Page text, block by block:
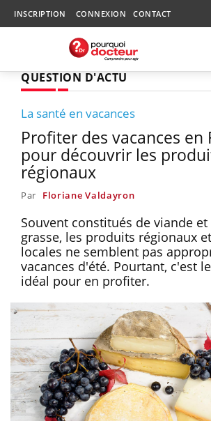
INSCRIPTION CONNEXION CONTACT
QUESTION D'ACTU
La santé en vacances
Profiter des vacances en
pour découvrir les
régionaux
Par Floriane Valdayron
Souvent constitués de viande
grasse, les produits régionaux
locales ne semblent pas
vacances d'été. Pourtant, c'est
idéal pour en profiter.